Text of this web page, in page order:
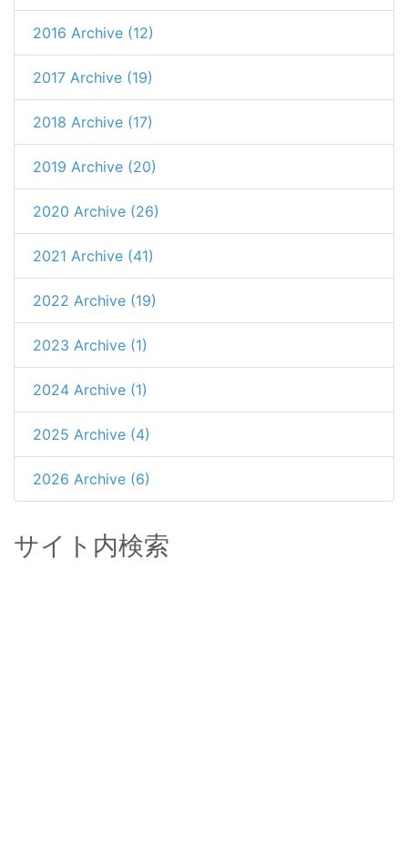
2016 Archive (12)
2017 Archive (19)
2018 Archive (17)
2019 Archive (20)
2020 Archive (26)
2021 Archive (41)
2022 Archive (19)
2023 Archive (1)
2024 Archive (1)
2025 Archive (4)
2026 Archive (6)
サイト内検索